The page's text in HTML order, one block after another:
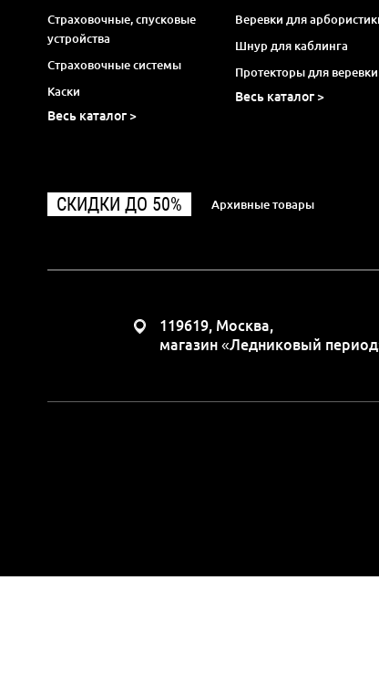
Страховочные, спусковые
устройства
Страховочные системы
Каски
Весь каталог >
Веревки для
Шнур для каблинга
Протекторы для веревки
Весь каталог >
СКИДКИ ДО 50% Архивные товары
119619, Москва,
магазин «Ледниковый
Вся